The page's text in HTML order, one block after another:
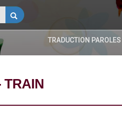
TRADUCTION PAROLES
TRAIN